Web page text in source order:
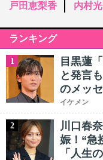
戸田恵梨香
内村
ランキング
1
目黒蓮
と発言
のメッ
イケメン
2
川口春
娠！“急
「人生